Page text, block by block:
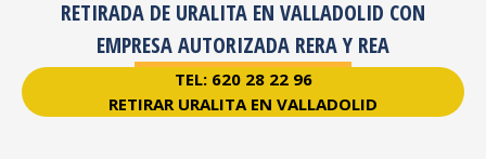
RETIRADA DE URALITA EN VALLADOLID CON
EMPRESA AUTORIZADA RERA Y REA
TEL: 620 28 22 96
RETIRAR URALITA EN VALLADOLID